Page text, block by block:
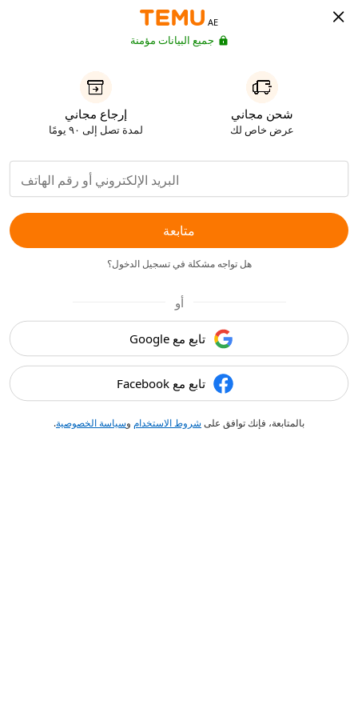
AE
جميع البيانات مؤمنة
شحن مجاني
عرض خاص لك
إرجاع مجاني
لمدة تصل إلى ٩٠ يومًا
متابعة
هل تواجه مشكلة في تسجيل الدخول؟
أو
تابع مع Google
تابع مع Facebook
بالمتابعة، فإنك توافق على شروط الاستخدام وسياسة الخصوصية.